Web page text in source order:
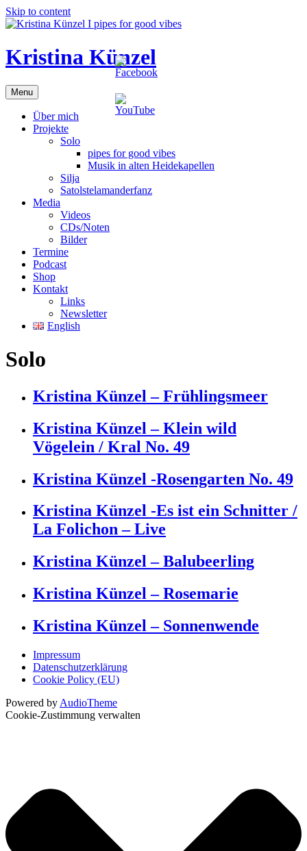
Skip to content
Kristina Künzel
Menu
Über mich
Projekte
Solo
pipes for good vibes
Musik in alten Heidekapellen
Silja
Satolstelamanderfanz
Media
Videos
CDs/Noten
Bilder
Termine
Podcast
Shop
Kontakt
Links
Newsletter
English
Solo
Kristina Künzel – Frühlingsmeer
Kristina Künzel – Klein wild
Vögelein / Kral No. 49
Kristina Künzel -Rosengarten No. 49
Kristina Künzel -Es ist ein Schnitter /
La Folichon – Live
Kristina Künzel – Balubeerling
Kristina Künzel – Rosemarie
Kristina Künzel – Sonnenwende
Impressum
Datenschutzerklärung
Cookie Policy (EU)
Powered by AudioTheme
Cookie-Zustimmung verwalten